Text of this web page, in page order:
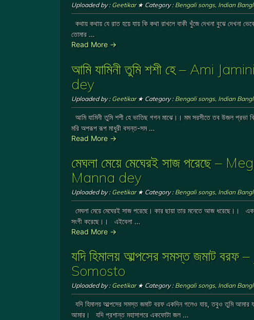
Uploaded by : Geetikar ★ Category : Bengali songs, Indian
কথায় কথায় যে রাত হয়ে যায় কি কথা রাখলে বাকী খুঁজে দেখনা বুঝে দেখনা
তোমার …
Read More →
আমি যামিনী তুমি শশী হে – Ami
dey
Uploaded by : Geetikar ★ Category : Bengali songs, Indian
আমি যামিনী তুমি শশী হে ভাতিছ গগন মাঝে।। মম সরসীতে তব উজল প্রভা
মরি অপরূপ রূপ মাধুরী বসন্ত-সম …
Read More →
মেঘলা মেয়ে মেঘেরই সাজ পরেছে –
Manna dey
Uploaded by : Geetikar ★ Category : Bengali songs, Indian
মেঘলা মেয়ে মেঘেরই সাজ পরেছে। কার ছায়া তার মনেতে আজ ধরেছে।।
সংগী করেছে।। এইবেলা …
Read More →
যদি হিমালয় আল্পসের সমস্ত জমাট
Somosto
Uploaded by : Geetikar ★ Category : Bengali songs, Indian
যদি হিমালয় আল্পসের সমস্ত জমাট বরফ একদিন গলেও যায়, তবুও তুমি আমার
আমার। যদি প্রশান্ত মহাসাগরে একফোটা জল …